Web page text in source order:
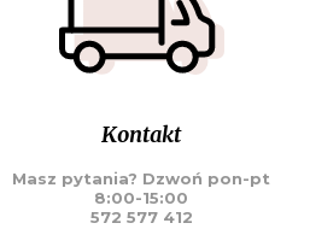
Kontakt
Masz pytania? Dzwoń pon-pt
8:00-15:00
572 577 412